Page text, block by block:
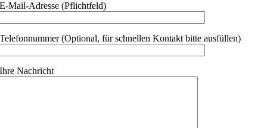
E-Mail-Adresse (Pflichtfeld)
Telefonnummer (Optional, für schnellen Kontakt bitte ausfüllen)
Ihre Nachricht